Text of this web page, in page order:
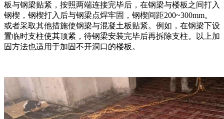
板与钢梁贴紧，按照两端连接完毕后，在钢梁与楼板之间打入
钢楔，钢楔打入后与钢梁点焊牢固，钢楔间距200~300mm。
或者采取其他措施使钢梁与混凝土板贴紧。例如，在钢梁下设
置临时支柱使其顶紧，待钢梁安装完毕后再拆除支柱。以上加
固方法也适用于加固不开洞口的楼板。